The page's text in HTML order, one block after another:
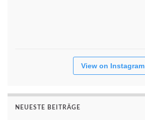
View on Instagram
NEUESTE BEITRÄGE